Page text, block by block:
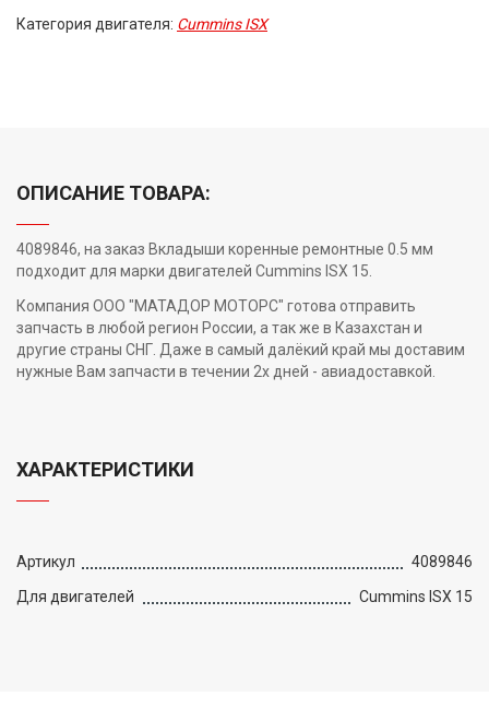
Категория двигателя: Cummins ISX
ОПИСАНИЕ ТОВАРА:
4089846, на заказ Вкладыши коренные ремонтные 0.5 мм
подходит для марки двигателей Cummins ISX 15.
Компания ООО "МАТАДОР МОТОРС" готова отправить
запчасть в любой регион России, а так же в Казахстан и
другие страны СНГ. Даже в самый далёкий край мы доставим
нужные Вам запчасти в течении 2х дней - авиадоставкой.
ХАРАКТЕРИСТИКИ
Артикул
4089846
Для двигателей
Cummins ISX 15